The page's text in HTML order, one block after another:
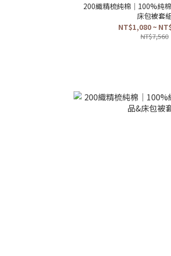
200織精梳純棉｜100%純
床包被套
NT$1,080 ~
NT$7,560